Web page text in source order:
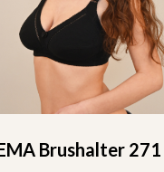
Brushalter 271